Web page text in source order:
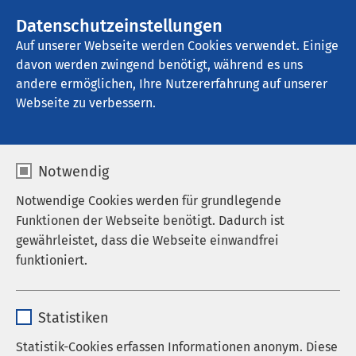
Datenschutzeinstellungen
Auf unserer Webseite werden Cookies verwendet. Einige
davon werden zwingend benötigt, während es uns
andere ermöglichen, Ihre Nutzererfahrung auf unserer
Webseite zu verbessern.
Notwendig
Notwendige Cookies werden für grundlegende
Funktionen der Webseite benötigt. Dadurch ist
gewährleistet, dass die Webseite einwandfrei
funktioniert.
Anbieter sgalinski
Statistiken
Statistik-Cookies erfassen Informationen anonym. Diese
AMEOS Klinikum Middelburg